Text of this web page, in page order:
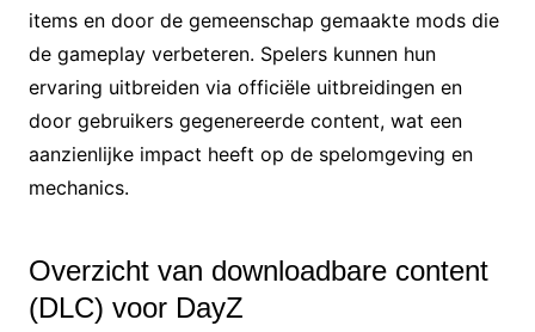
items en door de gemeenschap gemaakte mods die
de gameplay verbeteren. Spelers kunnen hun
ervaring uitbreiden via officiële uitbreidingen en
door gebruikers gegenereerde content, wat een
aanzienlijke impact heeft op de spelomgeving en
mechanics.
Overzicht van downloadbare content
(DLC) voor DayZ